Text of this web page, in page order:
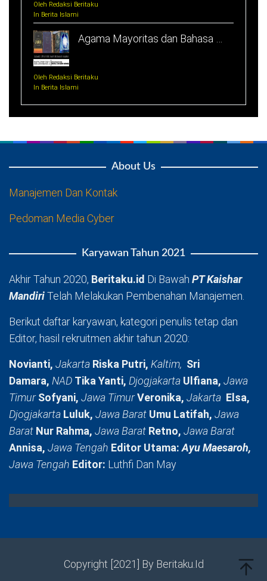
Oleh Redaksi Beritaku
In Berita Islami
Agama Mayoritas dan Bahasa …
Oleh Redaksi Beritaku
In Berita Islami
About Us
Manajemen Dan Kontak
Pedoman Media Cyber
Karyawan Tahun 2021
Akhir Tahun 2020, Beritaku.id Di Bawah PT Kaishar
MandiriTelah Melakukan Pembenahan Manajemen.
Berikut daftar karyawan, kategori penulis tetap dan
Editor, hasil rekruitmen akhir tahun 2020:
Novianti, Jakarta Riska Putri, Kaltim, Sri
Damara, NAD Tika Yanti, Djogjakarta Ulfiana, Jawa
TimurSofyani, Jawa TimurVeronika, Jakarta Elsa,
Djogjakarta Luluk, Jawa Barat Umu Latifah, Jawa
Barat Nur Rahma, Jawa Barat Retno, Jawa Barat
Annisa, Jawa Tengah Editor Utama:Ayu Maesaroh,
Jawa Tengah Editor: Luthfi Dan May
Copyright [2021] By Beritaku.Id